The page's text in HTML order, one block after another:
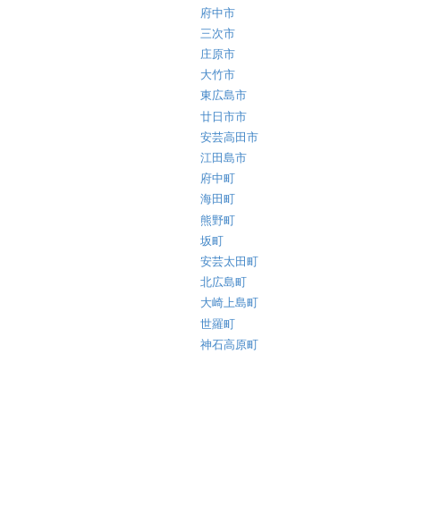
府中市
三次市
庄原市
大竹市
東広島市
廿日市市
安芸高田市
江田島市
府中町
海田町
熊野町
坂町
安芸太田町
北広島町
大崎上島町
世羅町
神石高原町